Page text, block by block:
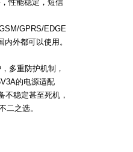
性能稳定，短信
GPRS/EDGE
外都可以使用。
多重防护机制，
的电源适配
不稳定甚至死机，
二之选。